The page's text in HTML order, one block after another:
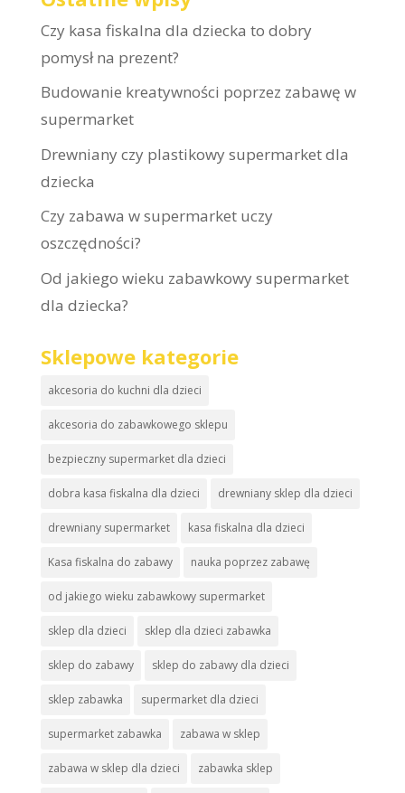
Czy kasa fiskalna dla dziecka to dobry
pomysł na prezent?
Budowanie kreatywności poprzez zabawę w
supermarket
Drewniany czy plastikowy supermarket dla
dziecka
Czy zabawa w supermarket uczy
oszczędności?
Od jakiego wieku zabawkowy supermarket
dla dziecka?
Sklepowe kategorie
akcesoria do kuchni dla dzieci
akcesoria do zabawkowego sklepu
bezpieczny supermarket dla dzieci
dobra kasa fiskalna dla dzieci drewniany sklep dla dzieci
drewniany supermarket kasa fiskalna dla dzieci
Kasa fiskalna do zabawy nauka poprzez zabawę
od jakiego wieku zabawkowy supermarket
sklep dla dzieci sklep dla dzieci zabawka
sklep do zabawy sklep do zabawy dla dzieci
sklep zabawka supermarket dla dzieci
supermarket zabawka zabawa w sklep
zabawa w sklep dla dzieci zabawka sklep